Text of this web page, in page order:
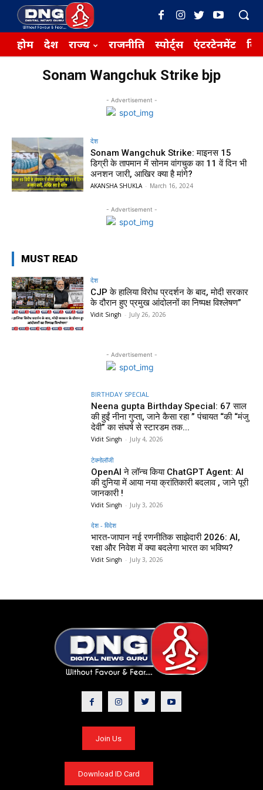
होम देश राज्य राजनीति स्पोर्ट्स एंटरटेनमेंट
Sonam Wangchuk Strike bjp
- Advertisement -
देश
Sonam Wangchuk Strike: माइनस 15
डिग्री के तापमान में सोनम वांगचुक का 11 वें दिन भी
अनशन जारी, आखिर क्या है मांगे?
AKANSHA SHUKLA - March 16, 2024
- Advertisement -
MUST READ
देश
CJP के हालिया विरोध प्रदर्शन के बाद, मोदी सरकार
के दौरान हुए प्रमुख आंदोलनों का निष्पक्ष विश्लेषण”
Vidit Singh - July 26, 2026
- Advertisement -
BIRTHDAY SPECIAL
Neena gupta Birthday Special: 67 साल
की हुईं नीना गुप्ता, जाने कैसा रहा ” पंचायत “की “मंजु
देवी” का संघर्ष से स्टारडम तक...
Vidit Singh - July 4, 2026
टेक्नोलॉजी
OpenAI ने लॉन्च किया ChatGPT Agent: AI
की दुनिया में आया नया क्रांतिकारी बदलाव , जाने पूरी
जानकारी !
Vidit Singh - July 3, 2026
देश - विदेश
भारत-जापान नई रणनीतिक साझेदारी 2026: AI,
रक्षा और निवेश में क्या बदलेगा भारत का भविष्य?
Vidit Singh - July 3, 2026
Join Us
Download ID Card